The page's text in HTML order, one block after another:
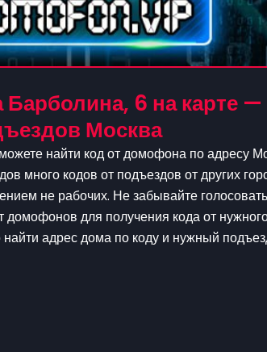
6 на карте —
Москва
найти код от домофона по адресу
много кодов от подъездов от других
не рабочих. Не забывайте
домофонов для получения кода от
адрес дома по коду и нужный